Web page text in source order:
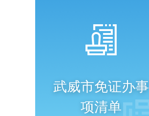
武威市免证办事
项清单